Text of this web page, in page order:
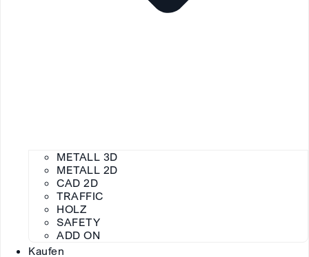
METALL 3D
METALL 2D
CAD 2D
TRAFFIC
HOLZ
SAFETY
ADD ON
Kaufen